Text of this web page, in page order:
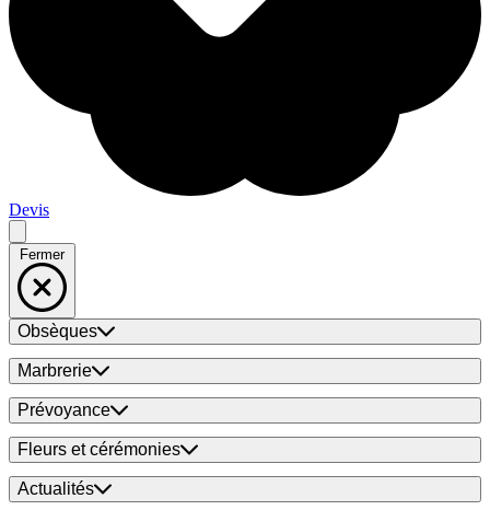
Devis
Fermer
Obsèques
Marbrerie
Prévoyance
Fleurs et cérémonies
Actualités